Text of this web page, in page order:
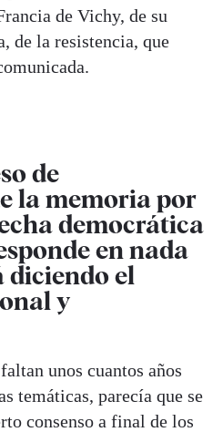
de Vichy, de su
de la resistencia, que
de
la memoria por
democrática
en nada
diciendo el
y
unos cuantos años
temáticas, parecía que se
consenso a final de los